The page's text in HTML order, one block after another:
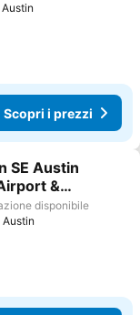
Scopri i prezzi
preferiti
SE Austin
&
disponibile
Austin